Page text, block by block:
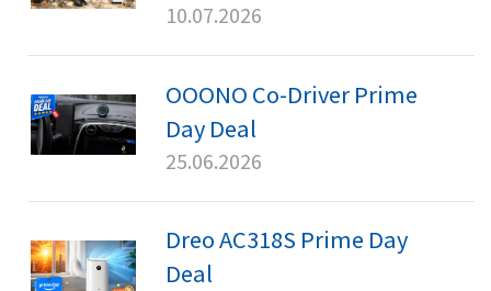
10.07.2026
OOONO Co-Driver Prime
Day Deal
25.06.2026
Dreo AC318S Prime Day
Deal